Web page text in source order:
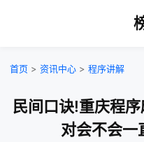
首页 > 资讯中心 > 程序讲解
民间口诀!重庆程
对会不会一